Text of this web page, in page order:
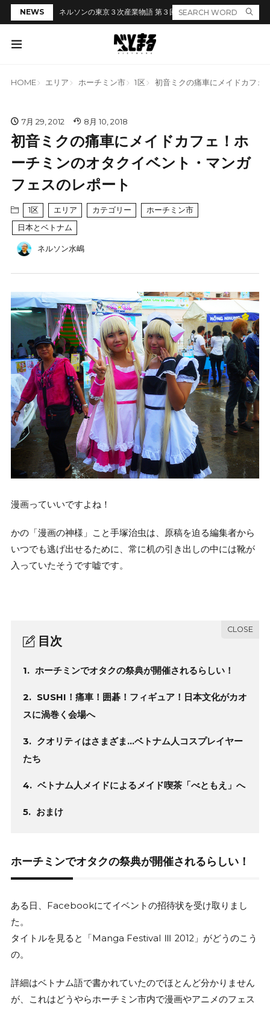
NEWS ネルソンの東京３次産業物語 第３回「居酒屋のカウンターでラ
HOME エリア ホーチミン市 1区 初音ミクの痛車にメイドカフェ
7月 29, 2012 8月 10, 2018
初音ミクの痛車にメイドカフェ！ホ
ーチミンのオタクイベント・マンガ
フェスのレポート
1区 エリア カテゴリー
ホーチミン市
日本とベトナム
ネルソン水嶋
漫画っていいですよね！
かの「漫画の神様」こと手塚治虫は、原稿を迫る編集者から
いつでも逃げ出せるために、常に机の引き出しの中には靴が
入っていたそうです嘘です。
目次
1. ホーチミンでオタクの祭典が開催されるらしい！
2. SUSHI！痛車！囲碁！フィギュア！日本文化がカオ
スに渦巻く会場へ
3. クオリティはさまざま…ベトナム人コスプレイヤー
たち
4. ベトナム人メイドによるメイド喫茶「べともえ」へ
5. おまけ
ホーチミンでオタクの祭典が開催されるらしい！
ある日、Facebookにてイベントの招待状を受け取りまし
た。
タイトルを見ると「Manga Festival Ⅲ 2012」がどうのこう
の。
詳細はベトナム語で書かれていたのでほとんど分かりません
が、これはどうやらホーチミン市内で漫画やアニメのフェス